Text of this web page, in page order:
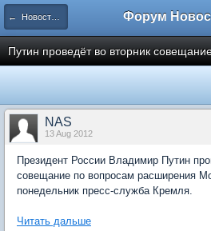
← Новости рынка недвижимости
Путин проведёт во вторник
NAS
13 Aug 2012
Президент России Владимир Путин
совещание по вопросам расширения
понедельник пресс-служба Кремля.
Читать дальше